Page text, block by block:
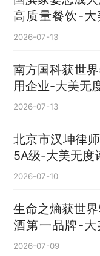
高质量餐饮-大
193国
2026-07-13
南方国科获世
用企业-大美无
2026-07-13
北京市汉坤律
5A级-大美无度
2026-07-10
生命之熵获世
酒第一品牌-大
193国
2026-07-09